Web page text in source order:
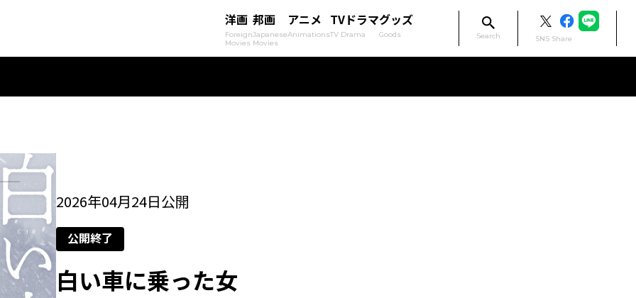
洋画
Foreign
Movies
邦画
Japanese
Movies
アニメ
Animations
TVドラマ
TV Drama
グッズ
Goods Search SNS Share
2026年04月24日公開
公開終了
白い車に乗った女